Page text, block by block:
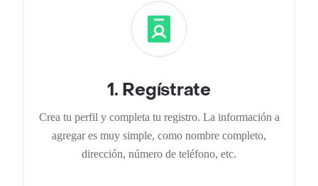
1. Regístrate
Crea tu perfil y completa tu registro. La información a
agregar es muy simple, como nombre completo,
dirección, número de teléfono, etc.